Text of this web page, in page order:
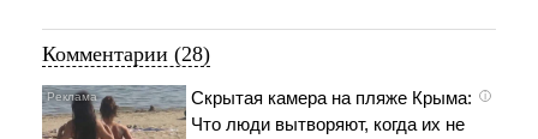
Комментарии (28)
i
Скрытая камера на пляже Крыма:
Что люди вытворяют, когда их не